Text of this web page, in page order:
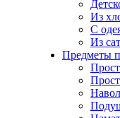
Из
С
Из
Предметы